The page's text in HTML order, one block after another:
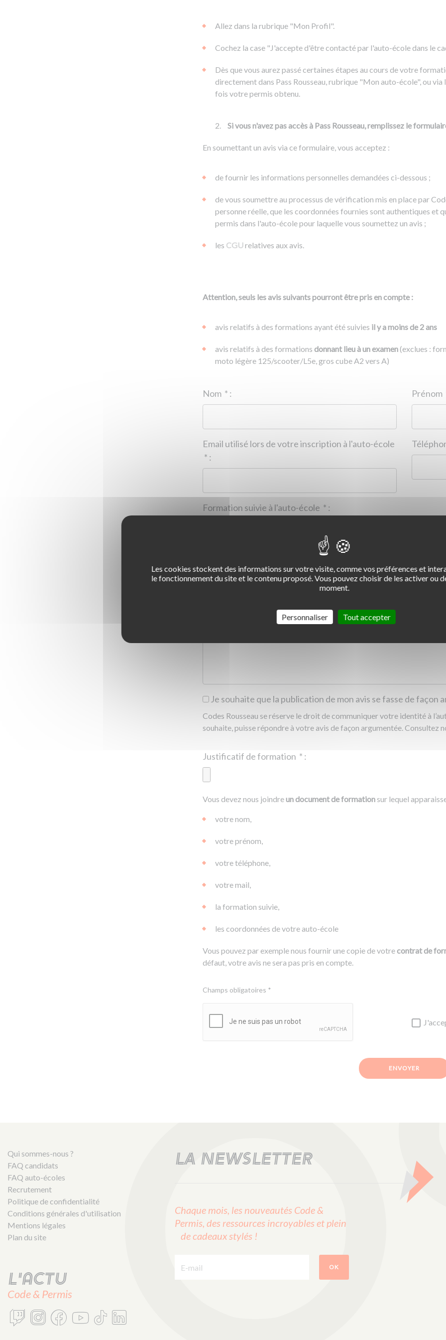
Allez dans la rubrique "Mon Profil".
Cochez la case "J'accepte d'être contacté par l'auto-école dans le
Dès que vous aurez passé certaines étapes au cours de votre
directement dans Pass Rousseau, rubrique "Mon auto-école", ou
fois votre permis obtenu.
Si vous n'avez pas accès à Pass Rousseau, remplissez le
En soumettant un avis via ce formulaire, vous acceptez :
de fournir les informations personnelles demandées ci-dessous ;
de vous soumettre au processus de vérification mis en place par
personne réelle, que les coordonnées fournies sont authentiques et
permis dans l'auto-école pour laquelle vous soumettez un avis ;
les CGUrelatives aux avis.
Attention, seuls les avis suivants pourront être pris en compte :
avis relatifs à des formations ayant été suivies il y a moins de 2 ans
avis relatifs à des formations donnant lieu à un examen(exclues :
moto légère 125/scooter/L5e, gros cube A2 vers A)
* :
Email utilisé lors de votre inscription à l'auto-école
* :
* :
1
2 3 4
Je souhaite que la publication de mon avis se fasse de façon
Codes Rousseau se réserve le droit de communiquer votre identité à
souhaite, puisse répondre à votre avis de façon argumentée. Consultez
* :
||0.00 Ko
Vous devez nous joindreun document de formation sur lequel
votre nom,
votre prénom,
votre téléphone,
votre mail,
la formation suivie,
les coordonnées de votre auto-école
Vous pouvez par exemple nous fournir une copie de votrecontrat de
défaut, votre avis ne sera pas pris en compte.
Champs obligatoires *
ENVOYER
Qui sommes-nous ?
FAQ candidats
FAQ auto-écoles
Recrutement
Politique de confidentialité
Conditions générales d'utilisation
Mentions légales
Plan du site
L'actu
Code & Permis
LA NEWSLETTER
Chaque mois, les nouveautés Code &
Permis, des ressources incroyables et plein
de cadeaux stylés !
OK
Les cookies stockent des informations sur votre visite, comme vos préférences et
le fonctionnement du site et le contenu proposé. Vous pouvez choisir de les activer ou
moment.
Tout accepter
Personnaliser